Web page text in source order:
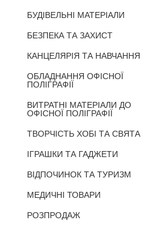
БУДІВЕЛЬНІ МАТЕРІАЛИ
БЕЗПЕКА ТА ЗАХИСТ
КАНЦЕЛЯРІЯ ТА НАВЧАННЯ
ОБЛАДНАННЯ ОФІСНОЇ
ПОЛІГРАФІЇ
ВИТРАТНІ МАТЕРІАЛИ ДО
ОФІСНОЇ ПОЛІГРАФІЇ
ТВОРЧІСТЬ ХОБІ ТА СВЯТА
ІГРАШКИ ТА ГАДЖЕТИ
ВІДПОЧИНОК ТА ТУРИЗМ
МЕДИЧНІ ТОВАРИ
РОЗПРОДАЖ